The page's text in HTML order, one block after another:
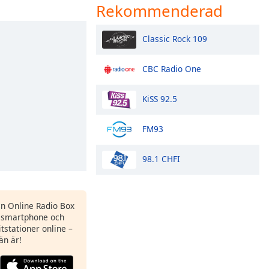
Online Radio Box
och
online –
är!
Rekommenderad
Classic Rock 109
CBC Radio One
KiSS 92.5
FM93
98.1 CHFI